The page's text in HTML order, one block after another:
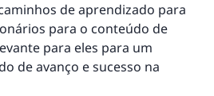
de aprendizado para
para o conteúdo de
para eles para um
de avanço e sucesso na